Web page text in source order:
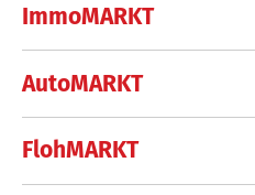
ImmoMARKT
AutoMARKT
FlohMARKT